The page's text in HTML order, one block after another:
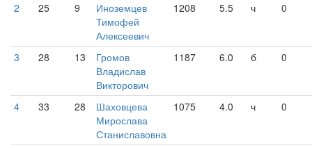
2 25 9
Иноземцев
Тимофей
Алексеевич
1208 5.5 ч 0
3 28 13
Громов
Владислав
Викторович
1187 6.0 б 0
4 33 28
Шаховцева
Мирослава
Станиславовна
1075 4.0 ч 0